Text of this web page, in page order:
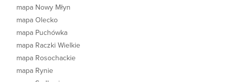
mapa Nowy Młyn
mapa Olecko
mapa Puchówka
mapa Raczki Wielkie
mapa Rosochackie
mapa Rynie